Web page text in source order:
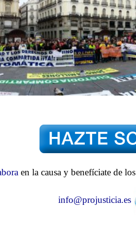
en la causa y benefíciate de los
info@projusticia.es